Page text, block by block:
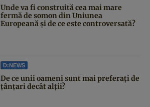
Unde va fi construită cea mai mare
fermă de somon din Uniunea
Europeană și de ce este controversată?
D:NEWS
De ce unii oameni sunt mai preferați de
țânțari decât alții?